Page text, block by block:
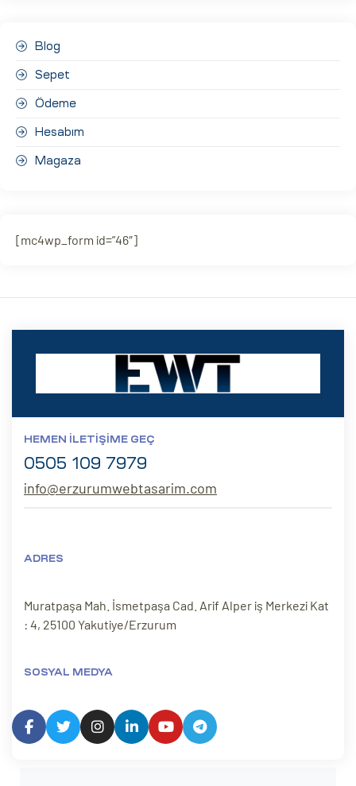
Blog
Sepet
Ödeme
Hesabım
Magaza
[mc4wp_form id=”46″]
HEMEN İLETIŞIME GEÇ
0505 109 7979
info@erzurumwebtasarim.com
ADRES
Muratpaşa Mah. İsmetpaşa Cad. Arif Alper iş Merkezi Kat
: 4, 25100 Yakutiye/Erzurum
SOSYAL MEDYA